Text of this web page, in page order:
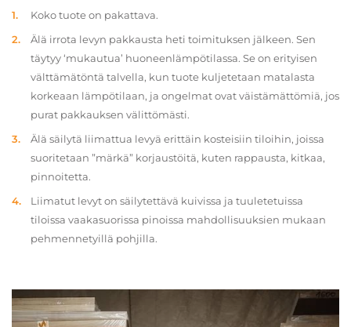
Koko tuote on pakattava.
Älä irrota levyn pakkausta heti toimituksen jälkeen. Sen
täytyy ‘mukautua’ huoneenlämpötilassa. Se on erityisen
välttämätöntä talvella, kun tuote kuljetetaan matalasta
korkeaan lämpötilaan, ja ongelmat ovat väistämättömiä, jos
purat pakkauksen välittömästi.
Älä säilytä liimattua levyä erittäin kosteisiin tiloihin, joissa
suoritetaan ”märkä” korjaustöitä, kuten rappausta, kitkaa,
pinnoitetta.
Liimatut levyt on säilytettävä kuivissa ja tuuletetuissa
tiloissa vaakasuorissa pinoissa mahdollisuuksien mukaan
pehmennetyillä pohjilla.